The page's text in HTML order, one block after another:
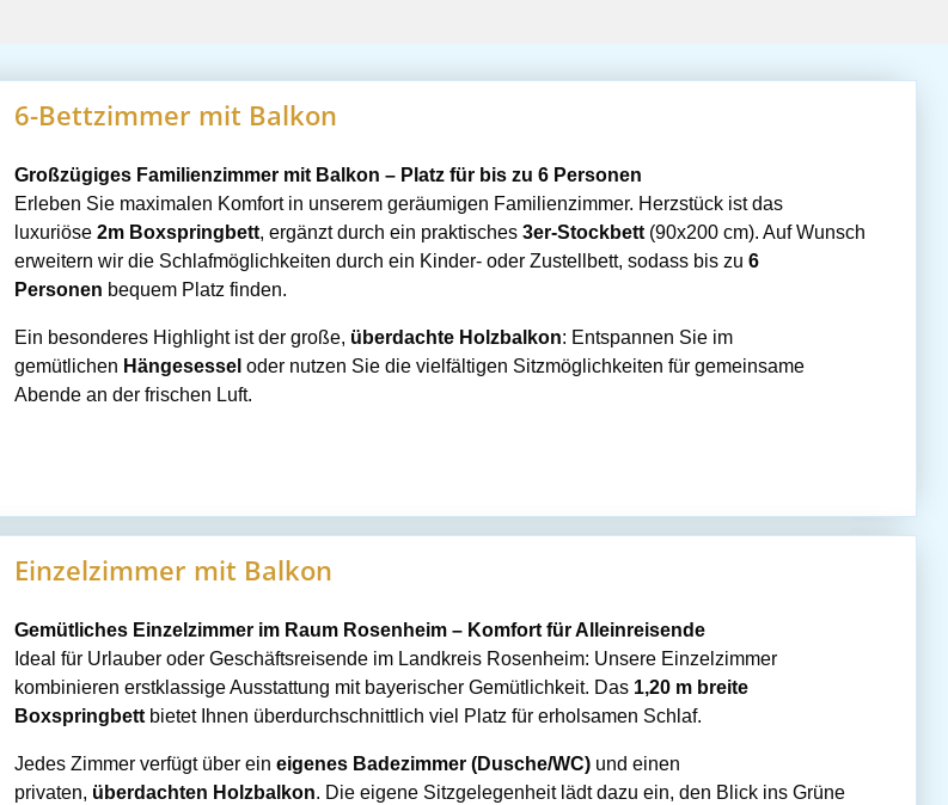
6-Bettzimmer mit Balkon
Großzügiges Familienzimmer mit Balkon – Platz für bis zu 6 Personen
Erleben Sie maximalen Komfort in unserem geräumigen Familienzimmer. Herzstück ist das
luxuriöse 2m Boxspringbett, ergänzt durch ein praktisches 3er-Stockbett(90x200 cm). Auf Wunsch
erweitern wir die Schlafmöglichkeiten durch ein Kinder- oder Zustellbett, sodass bis zu 6
Personen bequem Platz finden.
Ein besonderes Highlight ist der große, überdachte Holzbalkon: Entspannen Sie im
gemütlichen Hängesessel oder nutzen Sie die vielfältigen Sitzmöglichkeiten für gemeinsame
Abende an der frischen Luft.
Einzelzimmer mit Balkon
Gemütliches Einzelzimmer im Raum Rosenheim – Komfort für Alleinreisende
Ideal für Urlauber oder Geschäftsreisende im Landkreis Rosenheim: Unsere Einzelzimmer
kombinieren erstklassige Ausstattung mit bayerischer Gemütlichkeit. Das 1,20 m breite
Boxspringbettbietet Ihnen überdurchschnittlich viel Platz für erholsamen Schlaf.
Jedes Zimmer verfügt über ein eigenes Badezimmer (Dusche/WC)und einen
privaten, überdachten Holzbalkon. Die eigene Sitzgelegenheit lädt dazu ein, den Blick ins Grüne